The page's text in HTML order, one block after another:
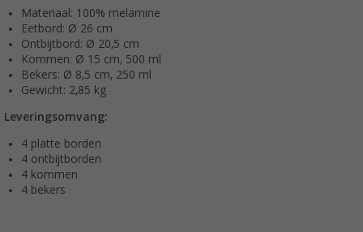
Materiaal: 100% melamine
Eetbord: Ø 26 cm
Ontbijtbord: Ø 20,5 cm
Kommen: Ø 15 cm, 500 ml
Bekers: Ø 8,5 cm, 250 ml
Gewicht: 2,85 kg
Leveringsomvang:
4 platte borden
4 ontbijtborden
4 kommen
4 bekers